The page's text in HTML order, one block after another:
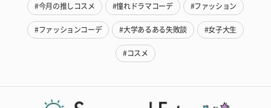
#今月の推しコスメ #憧れドラマコーデ #ファッション
#ファッションコーデ #大学あるある失敗談 #女子大生
#コスメ